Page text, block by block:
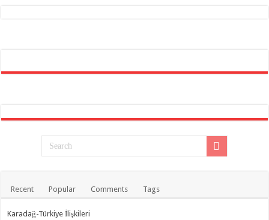
Recent Popular Comments Tags
Karadağ-Türkiye İlişkileri